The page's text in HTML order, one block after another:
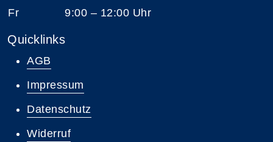
Fr
9:00 – 12:00 Uhr
Quicklinks
AGB
Impressum
Datenschutz
Widerruf